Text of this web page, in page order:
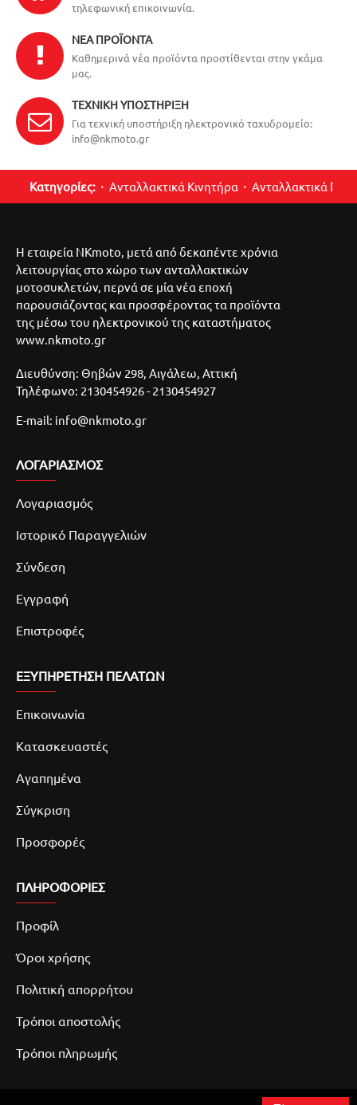
τηλεφωνική επικοινωνία.
ΝΈΑ ΠΡΟΪΌΝΤΑ
Καθημερινά νέα προϊόντα προστίθενται στην γκάμα
μας.
ΤΕΧΝΙΚΉ ΥΠΟΣΤΉΡΙΞΗ
Για τεχνική υποστήριξη ηλεκτρονικό ταχυδρομείο:
info@nkmoto.gr
Κατηγορίες: Ανταλλακτικά Κινητήρα Ανταλλακτικά
Η εταιρεία NKmoto, μετά από δεκαπέντε χρόνια
λειτουργίας στο χώρο των ανταλλακτικών
μοτοσυκλετών, περνά σε μία νέα εποχή
παρουσιάζοντας και προσφέροντας τα προϊόντα
της μέσω του ηλεκτρονικού της καταστήματος
www.nkmoto.gr
Διευθύνση: Θηβών 298, Αιγάλεω, Αττική
Τηλέφωνο: 2130454926 - 2130454927
E-mail: info@nkmoto.gr
ΛΟΓΑΡΙΑΣΜΌΣ
Λογαριασμός
Ιστορικό Παραγγελιών
Σύνδεση
Εγγραφή
Επιστροφές
ΕΞΥΠΗΡΕΤΗΣΗ ΠΕΛΑΤΩΝ
Επικοινωνία
Κατασκευαστές
Αγαπημένα
Σύγκριση
Προσφορές
ΠΛΗΡΟΦΟΡΙΕΣ
Προφίλ
Όροι χρήσης
Πολιτική απορρήτου
Τρόποι αποστολής
Τρόποι πληρωμής